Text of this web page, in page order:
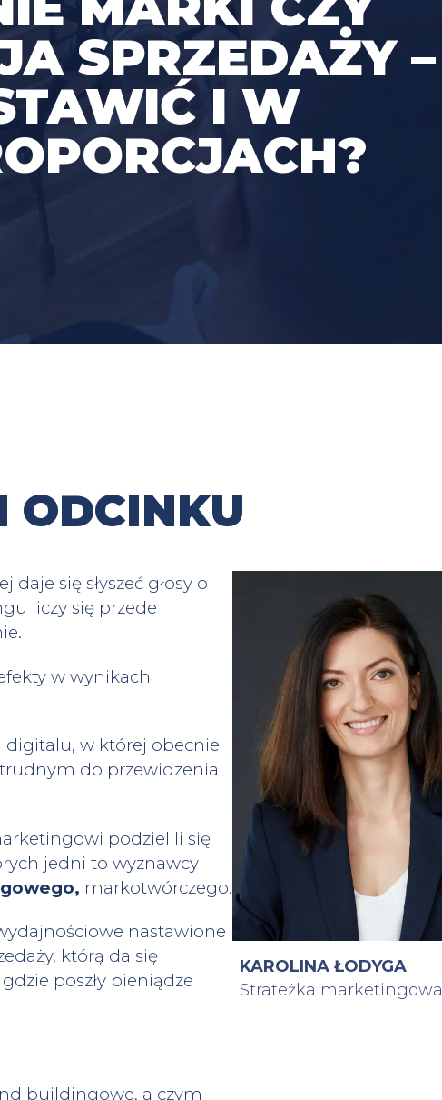
SPRZEDAŻY –
I W
ODCINKU
się słyszeć głosy o
liczy się przede
w wynikach
digitalu, w której obecnie
do przewidzenia
podzielili się
jedni to wyznawcy
markotwórczego.
nastawione
którą da się
poszły pieniądze
buildingowe, a czym
KAROLINA ŁODYGA
Strateżka marketingowa